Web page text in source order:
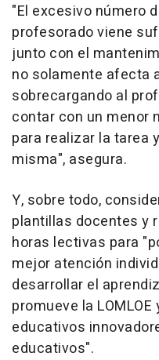
"El excesivo número
profesorado viene
junto con el
no solamente afecta
sobrecargando al
contar con un menor
para realizar la tarea
misma", asegura.
Y, sobre todo,
plantillas docentes y
horas lectivas para
mejor atención
desarrollar el
promueve la
educativos
educativos".